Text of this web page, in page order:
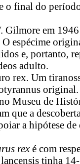
final do
em
espécime
e, portanto,
adulto.
rex. Um
original.
Museu de
que a
a hipótese
rex é com
tinha